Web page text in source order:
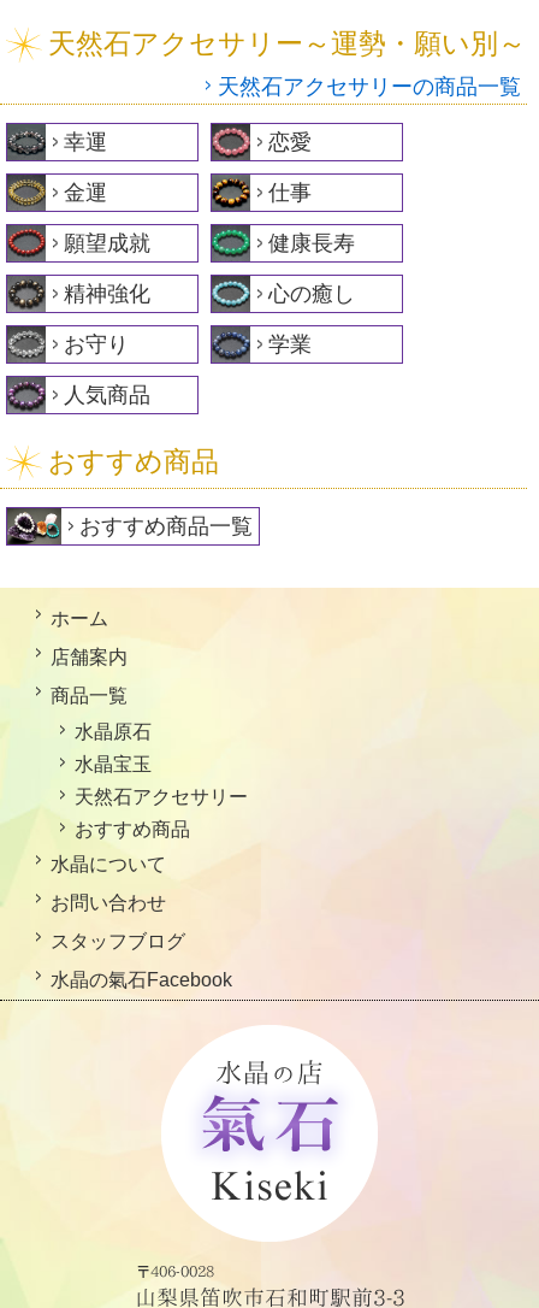
天然石アクセサリー～運勢・願い別～
天然石アクセサリーの商品一覧
幸運 恋愛
金運 仕事
願望成就 健康長寿
精神強化 心の癒し
お守り 学業
人気商品
おすすめ商品
おすすめ商品一覧
ホーム
店舗案内
商品一覧
水晶原石
水晶宝玉
天然石アクセサリー
おすすめ商品
水晶について
お問い合わせ
スタッフブログ
水晶の氣石Facebook